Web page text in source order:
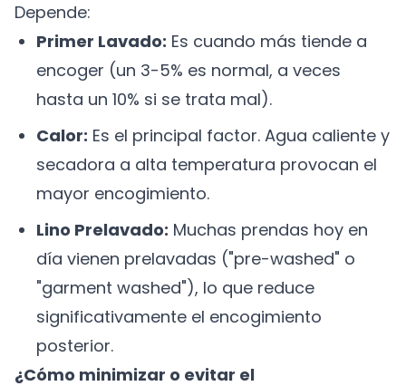
Depende:
Primer Lavado: Es cuando más tiende a
encoger (un 3-5% es normal, a veces
hasta un 10% si se trata mal).
Calor: Es el principal factor. Agua caliente y
secadora a alta temperatura provocan el
mayor encogimiento.
Lino Prelavado: Muchas prendas hoy en
día vienen prelavadas ("pre-washed" o
"garment washed"), lo que reduce
significativamente el encogimiento
posterior.
¿Cómo minimizar o evitar el